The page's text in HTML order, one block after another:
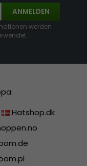
ANMELDEN
werden
Hatshop.dk